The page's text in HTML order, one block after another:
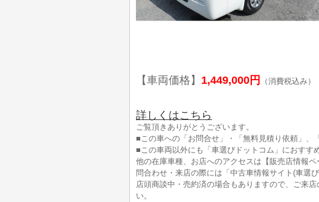
【車両価格】 1,449,000円 （消費税込み）
詳しくはこちら
ご覧頂きありがとうございます。
■この車への「お問合せ」・「無料見積り依頼」、
■この車両以外にも「車選びドットコム」におすす
他の在庫車種、お店へのアクセスは【販売店情報ペ
問合わせ・来店の際には「中古車情報サイト(車選
店頭商談中・売約済の場合もありますので、ご来
い。